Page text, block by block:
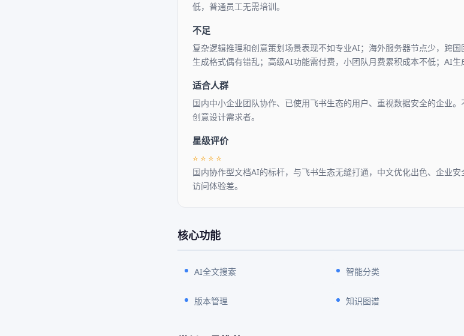
低，普通员工无需培训。
不足
复杂逻辑推理和创意策划场景表现不如专业AI；海外服务器节点少，跨
生成格式偶有错乱；高级AI功能需付费，小团队月费累积成本不低；AI生
适合人群
国内中小企业团队协作、已使用飞书生态的用户、重视数据安全的企业
创意设计需求者。
星级评价
⭐ ⭐ ⭐ ⭐
国内协作型文档AI的标杆，与飞书生态无缝打通，中文优化出色、企业
访问体验差。
核心功能
AI全文搜索 智能分类
版本管理 知识图谱